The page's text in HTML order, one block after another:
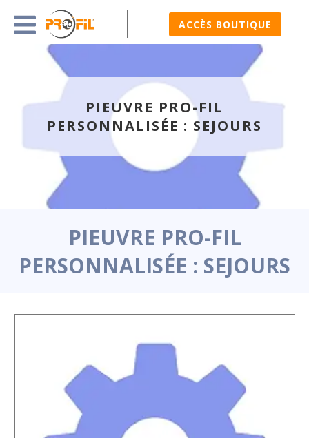
ACCÈS BOUTIQUE
PIEUVRE PRO-FIL
PERSONNALISÉE : SEJOURS
PIEUVRE PRO-FIL
PERSONNALISÉE : SEJOURS